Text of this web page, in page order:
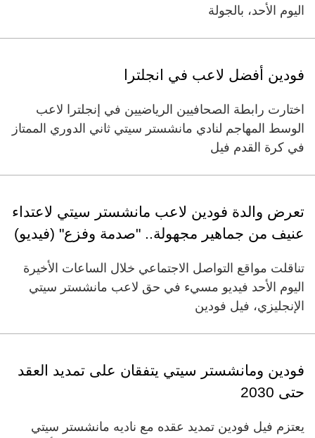
اليوم الأحد، بالجولة
فودين أفضل لاعب في انجلترا
اختارت رابطة الصحافيين الرياضيين في إنجلترا لاعب
الوسط المهاجم لنادي مانشستر سيتي ثاني الدوري الممتاز
في كرة القدم فيل
تعرض والدة فودين لاعب مانشستر سيتي لاعتداء
عنيف من جماهير مجهولة.. "صدمة وفزع" (فيديو)
تناقلت مواقع التواصل الاجتماعي خلال الساعات الأخيرة
اليوم الأحد فيديو مسيء في حق لاعب مانشستر سيتي
الإنجليزي، فيل فودين
فودين ومانشستر سيتي يتفقان على تمديد العقد
حتى 2030
يعتزم فيل فودين تمديد عقده مع ناديه مانشستر سيتي